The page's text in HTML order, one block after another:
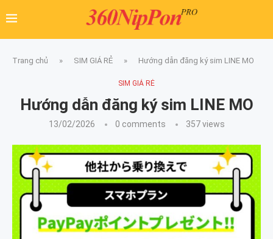
Trang chủ » SIM GIÁ RẺ » Hướng dẫn đăng ký sim LINE MO
SIM GIÁ RẺ
Hướng dẫn đăng ký sim LINE MO
13/02/2026 0 comments 357views